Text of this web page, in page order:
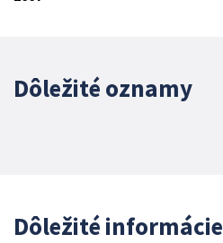
Dôležité oznamy
Dôležité informácie